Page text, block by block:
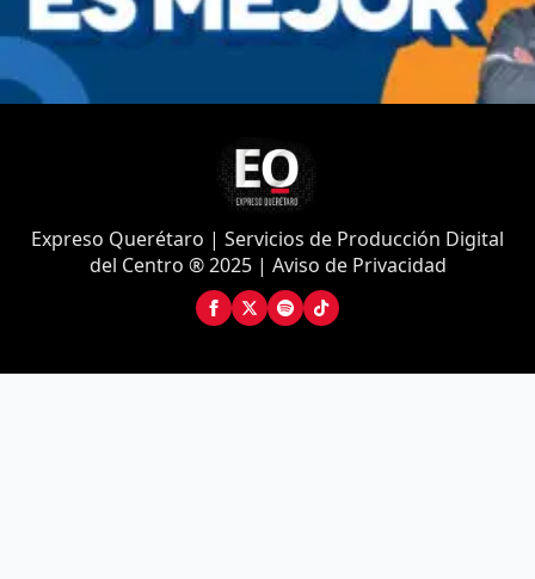
Expreso Querétaro | Servicios de Producción Digital
del Centro ® 2025 | Aviso de Privacidad